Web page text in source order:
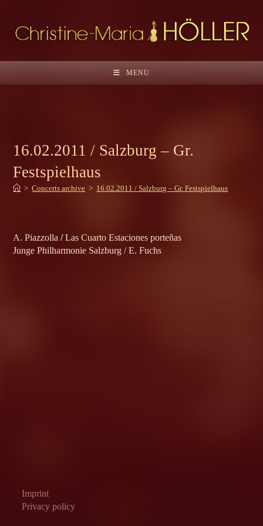
content
MENU
16.02.2011 / Salzburg – Gr.
Festspielhaus
> Concerts archive > 16.02.2011 / Salzburg – Gr. Festspielhaus
A. Piazzolla /Las Cuarto Estaciones porteñas
Junge Philharmonie Salzburg / E. Fuchs
Imprint
Privacy policy